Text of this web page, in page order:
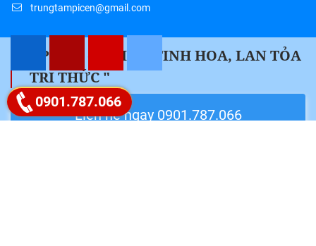
" PICEN – HỘI TỤ TINH HOA, LAN TỎA
TRI THỨC "
Liên hệ ngay 0901.787.066
trungtampicen@gmail.com
Google map
0901.787.066